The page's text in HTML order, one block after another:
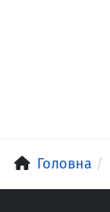
Головна